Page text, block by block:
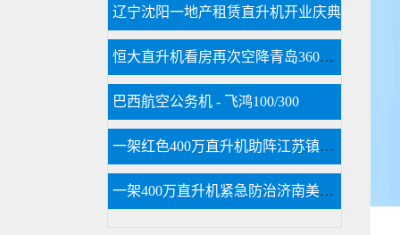
辽宁沈阳一地产租赁直升机开业庆典
恒大直升机看房再次空降青岛360度空中看楼盘
巴西航空公务机 - 飞鸿100/300
一架红色400万直升机助阵江苏镇江商场
一架400万直升机紧急防治济南美国三代白蛾